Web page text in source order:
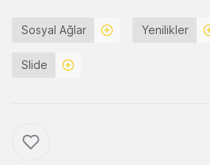
Sosyal Ağlar Yenilikler
Slide